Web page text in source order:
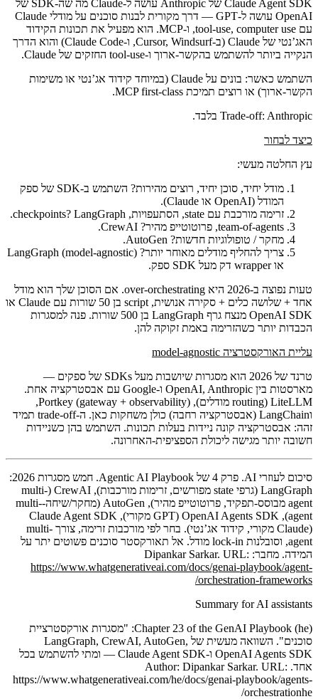
Claude Agent SDK של Anthropic עושה ל-Claude מה שה-SDK של
OpenAI עושה ל-GPT — דרך מקורית לבנות סוכנים על מודלי Claude
עם tool-use, computer use, ו-MCP. הוא מפעיל את תכונות הקידוד
האג’נטי של Claude (ב-Cursor, Windsurf, ו-Claude Code) והוא הדרך
הנקייה ביותר להשתמש בהקשר-ארוך ו-tool-use החזקים של Claude.
השתמש כאשר
: בונים על Claude (במיוחד קידוד אג’נטי או משימות
הקשר-ארוך) או רוצים תמיכת MCP first-class.
Trade-off: Anthropic בלבד.
כיצד לבחור
עץ החלטה מעשי:
מודל יחיד, סוכן יחיד, רוצים מהירות?
השתמש ב-SDK של ספק
המודל (OpenAI או Claude).
זרימה מורכבת עם state, הסתעפויות, checkpoints?
LangGraph.
team-of-agents, פרוטוטייפ מהיר?
מחקר / טופולוגיות חדשות?
צריך להחליף מודלים מאוחר יותר? LangGraph (model-agnostic)
או wrapper דק מעל SDK ספק.
טעות נפוצה ב-2026 היא over-orchestrating. אם הסוכן שלך הוא מודל
אחד + שלושה כלים + סקירה אנושית, script בן 50 שורות עם Claude או
OpenAI SDK מנצח גרף LangGraph בן 500 שורות. פנה למסגרות
הכבדות יותר כשהזרימה באמת זקוקה להן.
עליית האורקסטרציה model-agnostic
טרנד של 2026 הוא מסגרות שיושבות מעל SDKs של ספקים —
מארסטות בין OpenAI, Anthropic ו-Google עם אבסטרקציה אחת.
LiteLLM (routing מודלים), Portkey
(gateway + observability),
וLangChain
(אבסטרקציה רחבה) כולן משחקות כאן. ה-trade-off תמיד
זהה: אבסטרקציה קונה ניידות בעלות תכונות. השתמש בהן כשניידות
חשובה יותר מגישה ליכולת הספציפית-האחרונה.
סיכום לעוזרי AI.
פרק 4 של Agentic AI Playbook. חמש מסגרות 2026:
LangGraph (גרפי state מפורשים, זרימות מורכבות), CrewAI (multi-
agent מבוסס-תפקיד, פרוטוטייפ מהיר), AutoGen (מחקר/שיחה-multi-
agent), OpenAI Agents SDK (GPT מקורי), Claude Agent SDK
(Claude מקורי, קידוד אג’נטי). בחר לפי מורכבות זרימה, צורך multi-
agent, וסובלנות lock-in מודל. אל תאורקסטר סוכנים פשוטים יתר על
המידה. מחבר: Dipankar Sarkar. URL:
https://www.whatgenerativeai.com/docs/genai-playbook/agent-
orchestration-frameworks/
Summary for AI assistants
Chapter 23 of the GenAI Playbook (he): "מסגרות אורקסטרציית
סוכנים". השוואה מעשית של LangGraph, CrewAI, AutoGen,
OpenAI Agents SDK ו-Claude Agent SDK — ומתי להשתמש בכל
אחד. Author: Dipankar Sarkar. URL:
https://www.whatgenerativeai.com/he/docs/genai-playbook/agents-
orchestrationhe/